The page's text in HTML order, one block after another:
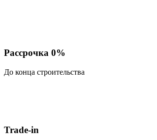
Рассрочка 0%
До конца строительства
Trade-in